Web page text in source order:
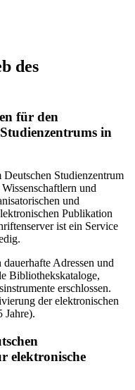
des
für den
in
Studienzentrum
und
und
Publikation
ist ein Service
Adressen und
Bibliothekskataloge,
erschlossen.
der elektronischen
Jahre).
elektronische